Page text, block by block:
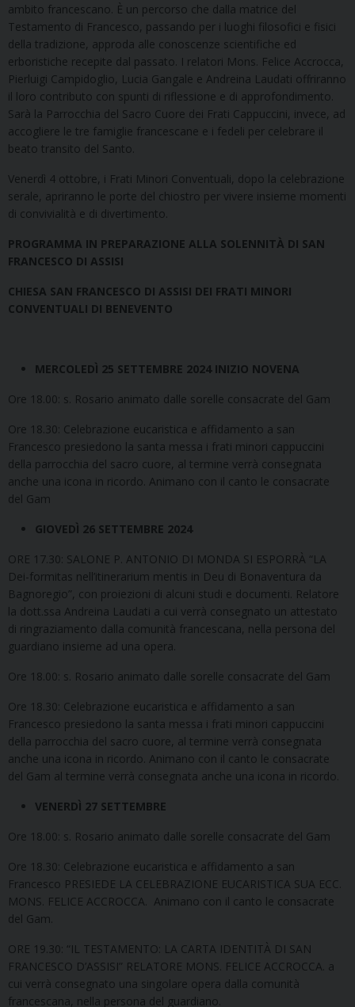
ambito francescano. È un percorso che dalla matrice del
Testamento di Francesco, passando per i luoghi filosofici e fisici
della tradizione, approda alle conoscenze scientifiche ed
erboristiche recepite dal passato. I relatori Mons. Felice Accrocca,
Pierluigi Campidoglio, Lucia Gangale e Andreina Laudati offriranno
il loro contributo con spunti di riflessione e di approfondimento.
Sarà la Parrocchia del Sacro Cuore dei Frati Cappuccini, invece, ad
accogliere le tre famiglie francescane e i fedeli per celebrare il
beato transito del Santo.
Venerdì 4 ottobre, i Frati Minori Conventuali, dopo la celebrazione
serale, apriranno le porte del chiostro per vivere insieme momenti
di convivialità e di divertimento.
PROGRAMMA IN PREPARAZIONE ALLA SOLENNITÀ DI SAN
FRANCESCO DI ASSISI
CHIESA SAN FRANCESCO DI ASSISI DEI FRATI MINORI
CONVENTUALI DI BENEVENTO
MERCOLEDÌ 25 SETTEMBRE 2024 INIZIO NOVENA
Ore 18.00: s. Rosario animato dalle sorelle consacrate del Gam
Ore 18.30: Celebrazione eucaristica e affidamento a san
Francesco presiedono la santa messa i frati minori cappuccini
della parrocchia del sacro cuore, al termine verrà consegnata
anche una icona in ricordo. Animano con il canto le consacrate
del Gam
GIOVEDÌ 26 SETTEMBRE 2024
ORE 17.30: SALONE P. ANTONIO DI MONDA SI ESPORRÀ “LA
Dei-formitas nell’itinerarium mentis in Deu di Bonaventura da
Bagnoregio”, con proiezioni di alcuni studi e documenti. Relatore
la dott.ssa Andreina Laudati a cui verrà consegnato un attestato
di ringraziamento dalla comunità francescana, nella persona del
guardiano insieme ad una opera.
Ore 18.00: s. Rosario animato dalle sorelle consacrate del Gam
Ore 18.30: Celebrazione eucaristica e affidamento a san
Francesco presiedono la santa messa i frati minori cappuccini
della parrocchia del sacro cuore, al termine verrà consegnata
anche una icona in ricordo. Animano con il canto le consacrate
del Gam al termine verrà consegnata anche una icona in ricordo.
VENERDÌ 27 SETTEMBRE
Ore 18.00: s. Rosario animato dalle sorelle consacrate del Gam
Ore 18.30: Celebrazione eucaristica e affidamento a san
Francesco PRESIEDE LA CELEBRAZIONE EUCARISTICA SUA ECC.
MONS. FELICE ACCROCCA. Animano con il canto le consacrate
del Gam.
ORE 19.30: “IL TESTAMENTO: LA CARTA IDENTITÀ DI SAN
FRANCESCO D’ASSISI” RELATORE MONS. FELICE ACCROCCA. a
cui verrà consegnato una singolare opera dalla comunità
francescana, nella persona del guardiano.